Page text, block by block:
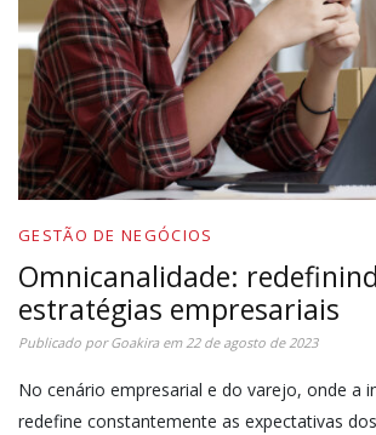
GESTÃO DE NEGÓCIOS
Omnicanalidade:
estratégias empresariais
Publicado porGoakiraem22 de agosto de 2023
No cenário empresarial e do varejo, onde a
redefine constantemente as expectativas